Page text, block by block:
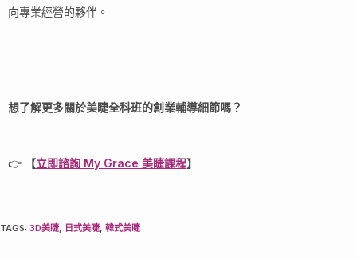
向專業經營的夥伴。
想了解更多關於美睫全科班的創業輔導細節嗎？
👉 【立即諮詢 My Grace 美睫課程】
TAGS: 3D美睫, 日式美睫, 韓式美睫